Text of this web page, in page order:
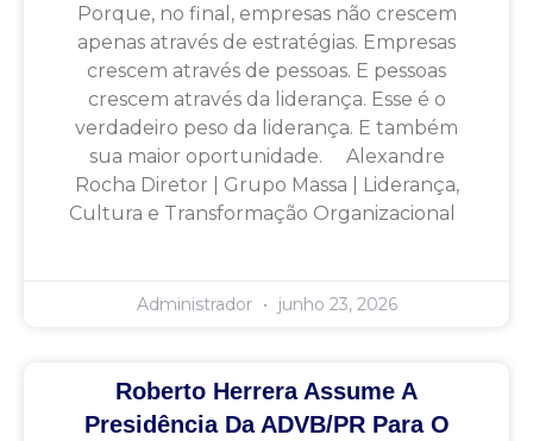
Porque, no final, empresas não crescem
apenas através de estratégias. Empresas
crescem através de pessoas. E pessoas
crescem através da liderança. Esse é o
verdadeiro peso da liderança. E também
sua maior oportunidade. Alexandre
Rocha Diretor | Grupo Massa | Liderança,
Cultura e Transformação Organizacional
Administrador junho 23, 2026
Roberto Herrera Assume A
Presidência Da ADVB/PR Para O